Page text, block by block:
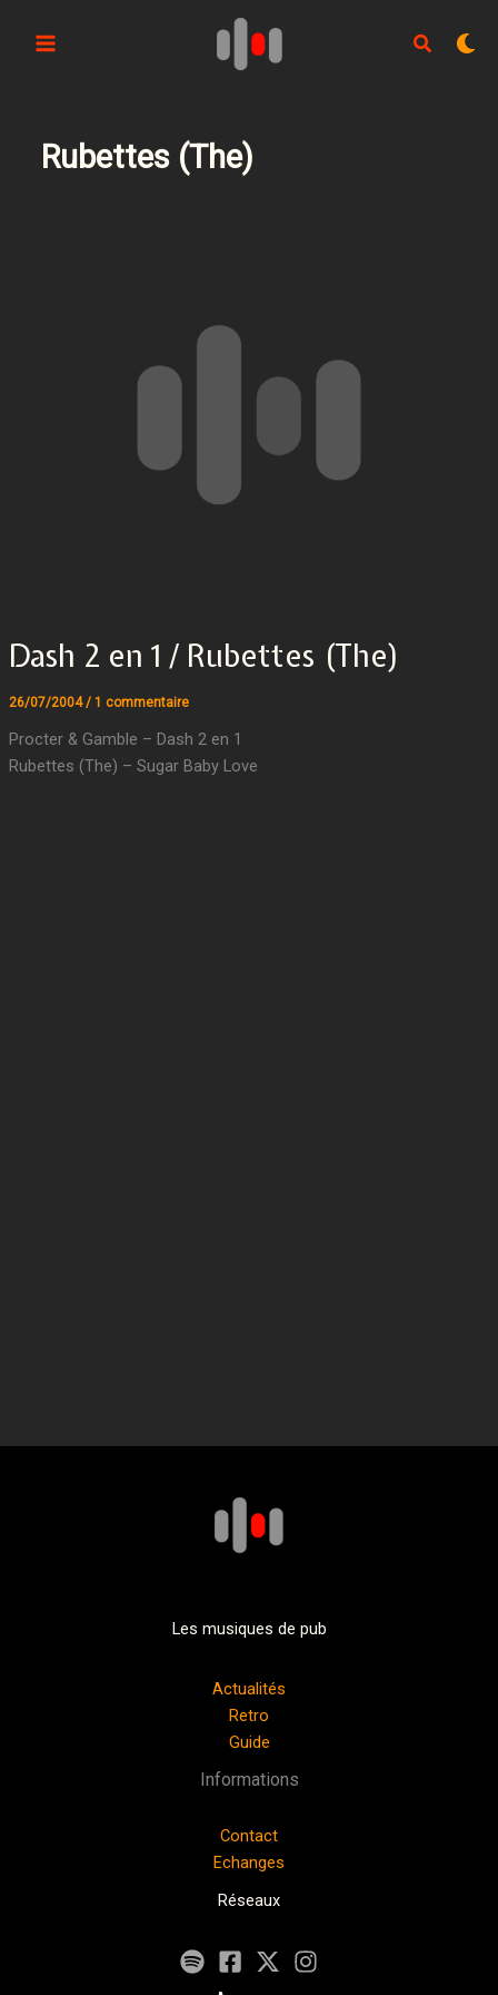
Rubettes (The)
Dash 2 en 1 / Rubettes (The)
26/07/2004/ 1 commentaire
Procter & Gamble – Dash 2 en 1
Rubettes (The) – Sugar Baby Love
Les musiques de pub
Actualités
Retro
Guide
Informations
Contact
Echanges
Réseaux